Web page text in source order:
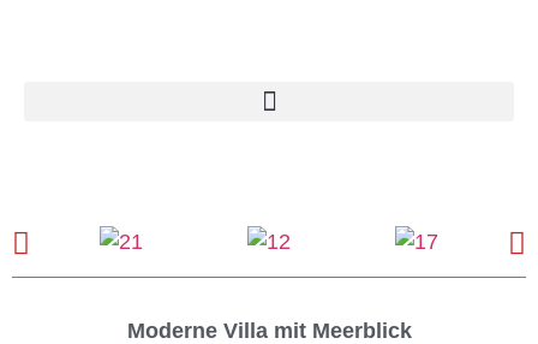
Moderne Villa mit Meerblick